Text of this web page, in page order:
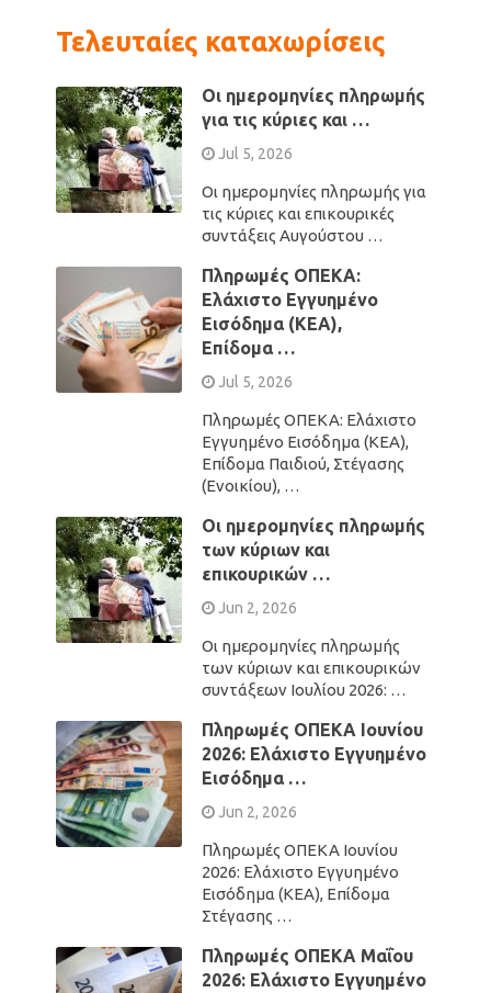
Τελευταίες καταχωρίσεις
Οι ημερομηνίες πληρωμής
για τις κύριες και …
Jul 5, 2026
Οι ημερομηνίες πληρωμής για
τις κύριες και επικουρικές
συντάξεις Αυγούστου …
Πληρωμές ΟΠΕΚΑ:
Ελάχιστο Εγγυημένο
Εισόδημα (ΚΕΑ),
Επίδομα …
Jul 5, 2026
Πληρωμές ΟΠΕΚΑ: Ελάχιστο
Εγγυημένο Εισόδημα (ΚΕΑ),
Επίδομα Παιδιού, Στέγασης
(Ενοικίου), …
Οι ημερομηνίες πληρωμής
των κύριων και
επικουρικών …
Jun 2, 2026
Οι ημερομηνίες πληρωμής
των κύριων και επικουρικών
συντάξεων Ιουλίου 2026: …
Πληρωμές ΟΠΕΚΑ Ιουνίου
2026: Ελάχιστο Εγγυημένο
Εισόδημα …
Jun 2, 2026
Πληρωμές ΟΠΕΚΑ Ιουνίου
2026: Ελάχιστο Εγγυημένο
Εισόδημα (ΚΕΑ), Επίδομα
Στέγασης …
Πληρωμές ΟΠΕΚΑ Μαΐου
2026: Ελάχιστο Εγγυημένο